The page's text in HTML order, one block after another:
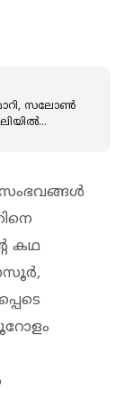
സലോൺ
സംഭവങ്ങൾ
കഥ